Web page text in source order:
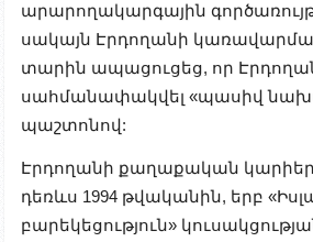
արարողակարգային
սակայն Էրդողանի
տարին ապացուցեց, որ
սահմանափակվել «պասիվ
պաշտոնով:
Էրդողանի քաղաքական
դեռևս 1994 թվականին, երբ
բարեկեցություն»